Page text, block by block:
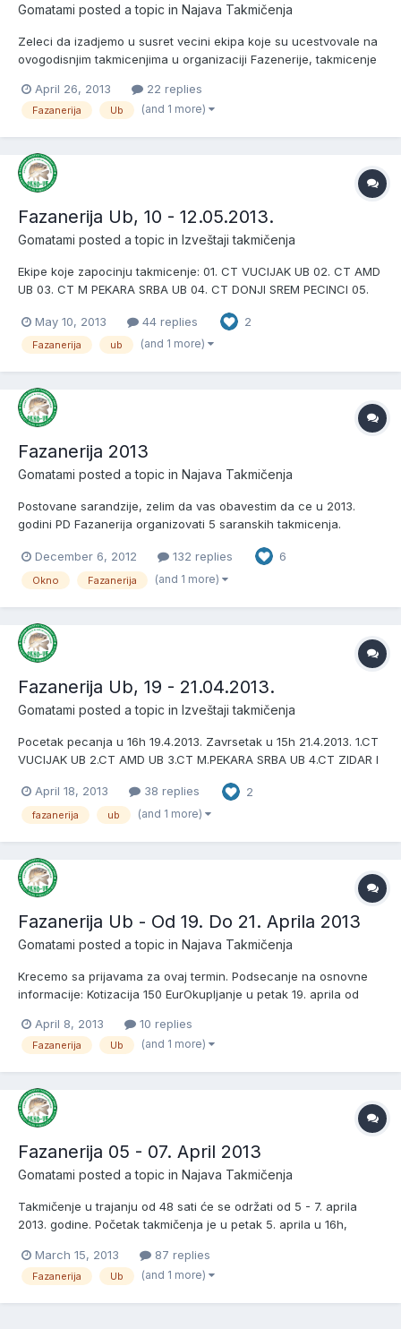
Gomatami posted a topic in Najava Takmičenja
Zeleci da izadjemo u susret vecini ekipa koje su ucestvovale na
ovogodisnjim takmicenjima u organizaciji Fazenerije, takmicenje
KUP, vec ce se pecati po dosadasnjim pravilima. Podsecanje na
osnovne informacije: Kotizacija 150 Eur...
April 26, 2013 22 replies
Fazanerija Ub (and 1 more)
Fazanerija Ub, 10 - 12.05.2013.
Gomatami posted a topic in Izveštaji takmičenja
Ekipe koje zapocinju takmicenje: 01. CT VUCIJAK UB 02. CT AMD
UB 03. CT M PEKARA SRBA UB 04. CT DONJI SREM PECINCI 05.
MONA VRANIC 08. CT BIROTEH BEOGRAD 09. CT SKELA P. SKELA
10. CT GOLD VIKTORY VALJEVO SIMANOVCI 11. CT GRADJEVINAR
May 10, 2013 44 replies 2
Fazanerija ub (and 1 more)
Fazanerija 2013
Gomatami posted a topic in Najava Takmičenja
Postovane sarandzije, zelim da vas obavestim da ce u 2013.
godini PD Fazanerija organizovati 5 saranskih takmicenja.
ija_2013.jpg Pravilnik takmicenja
December 6, 2012 132 replies 6
Okno Fazanerija (and 1 more)
Fazanerija Ub, 19 - 21.04.2013.
Gomatami posted a topic in Izveštaji takmičenja
Pocetak pecanja u 16h 19.4.2013. Zavrsetak u 15h 21.4.2013. 1.CT
VUCIJAK UB 2.CT AMD UB 3.CT M.PEKARA SRBA UB 4.CT ZIDAR I
MILANOVAC 7.CT MONA VRANIC 8.CT DONJI SREM PECINCI 9.CT
SVARC 10.CT VIKTORIJA Nagrade: 1.MESTO 650e 2.MESTO 350e
April 18, 2013 38 replies 2
fazanerija ub (and 1 more)
Fazanerija Ub - Od 19. Do 21. Aprila 2013
Gomatami posted a topic in Najava Takmičenja
Krecemo sa prijavama za ovaj termin. Podsecanje na osnovne
informacije: Kotizacija 150 EurOkupljanje u petak 19. aprila od
nedelju 21. aprila u 15hMaksimalan broj ekipa je 12 (5
ravnopravnih clanova u ekipi).Fond nagrada: I mesto - 8...
April 8, 2013 10 replies
Fazanerija Ub (and 1 more)
Fazanerija 05 - 07. April 2013
Gomatami posted a topic in Najava Takmičenja
Takmičenje u trajanju od 48 sati će se održati od 5 - 7. aprila
2013. godine. Početak takmičenja je u petak 5. aprila u 16h,
Nagradni fond: I mesto - 800 eur II mesto - 400 eur III mesto -
200 eur Propozicije prema pravilniku...
March 15, 2013 87 replies
Fazanerija Ub (and 1 more)